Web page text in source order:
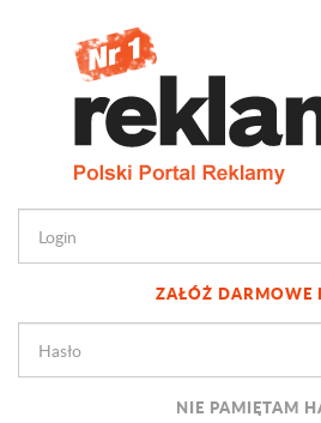
ZAŁÓŻ DARMOWE
NIE PAMIĘTAM